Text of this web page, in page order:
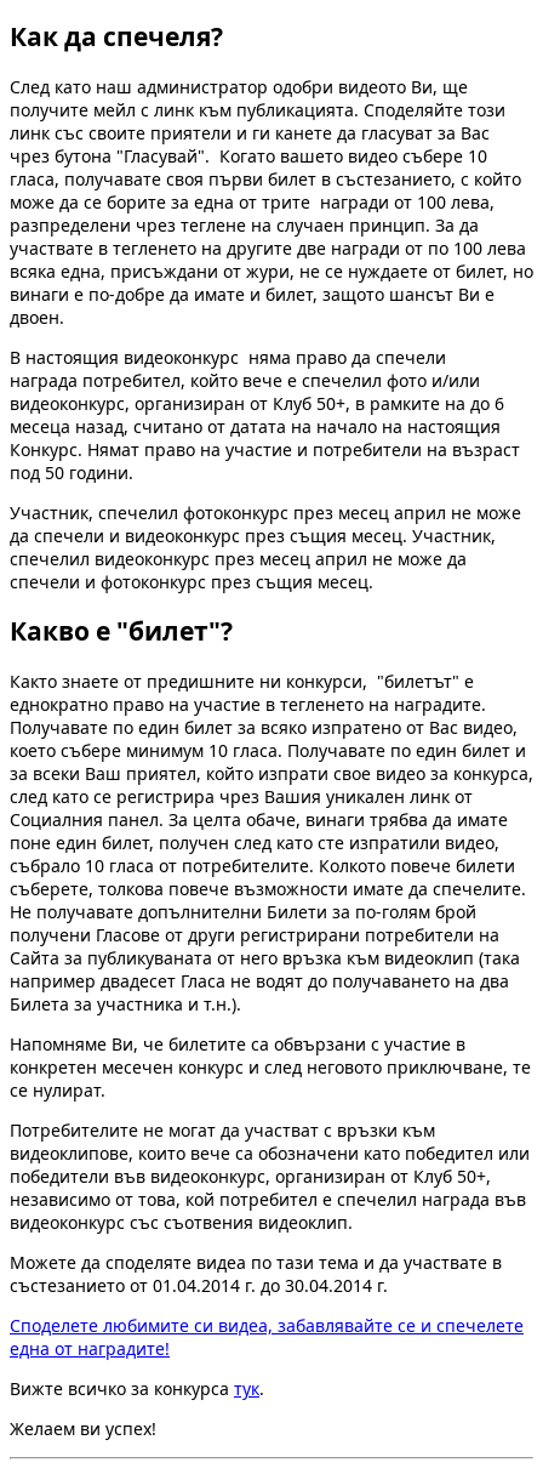
Как да спечеля?
След като наш администратор одобри видеото Ви, ще
получите мейл с линк към публикацията. Споделяйте този
линк със своите приятели и ги канете да гласуват за Вас
чрез бутона "Гласувай". Когато вашето видео събере 10
гласа, получавате своя първи билет в състезанието, с който
може да се борите за една от трите награди от 100 лева,
разпределени чрез теглене на случаен принцип. За да
участвате в тегленето на другите две награди от по 100 лева
всяка една, присъждани от жури, не се нуждаете от билет, но
винаги е по-добре да имате и билет, защото шансът Ви е
двоен.
В настоящия видеоконкурс няма право да спечели
награда потребител, който вече е спечелил фото и/или
видеоконкурс, организиран от Клуб 50+, в рамките на до 6
месеца назад, считано от датата на начало на настоящия
Конкурс. Нямат право на участие и потребители на възраст
под 50 години.
Участник, спечелил фотоконкурс през месец април не може
да спечели и видеоконкурс през същия месец. Участник,
спечелил видеоконкурс през месец април не може да
спечели и фотоконкурс през същия месец.
Какво е "билет"?
Както знаете от предишните ни конкурси, "билетът" е
еднократно право на участие в тегленето на наградите.
Получавате по един билет за всяко изпратено от Вас видео,
което събере минимум 10 гласа. Получавате по един билет и
за всеки Ваш приятел, който изпрати свое видео за конкурса,
след като се регистрира чрез Вашия уникален линк от
Социалния панел. За целта обаче, винаги трябва да имате
поне един билет, получен след като сте изпратили видео,
събрало 10 гласа от потребителите. Колкото повече билети
съберете, толкова повече възможности имате да спечелите.
Не получавате допълнителни Билети за по-голям брой
получени Гласове от други регистрирани потребители на
Сайта за публикуваната от него връзка към видеоклип (така
например двадесет Гласа не водят до получаването на два
Билета за участника и т.н.).
Напомняме Ви, че билетите са обвързани с участие в
конкретен месечен конкурс и след неговото приключване, те
се нулират.
Потребителите не могат да участват с връзки към
видеоклипове, които вече са обозначени като победител или
победители във видеоконкурс, организиран от Клуб 50+,
независимо от това, кой потребител е спечелил награда във
видеоконкурс със съотвения видеоклип.
Можете да споделяте видеа по тази тема и да участвате в
състезанието от 01.04.2014 г. до 30.04.2014 г.
Споделете любимите си видеа, забавлявайте се и спечелете
една от наградите!
Вижте всичко за конкурса тук.
Желаем ви успех!